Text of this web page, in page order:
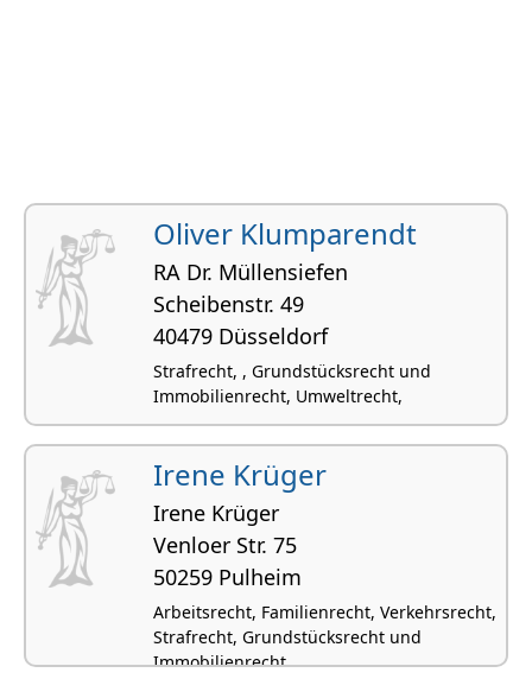
Oliver Klumparendt
RA Dr. Müllensiefen
Scheibenstr. 49
40479 Düsseldorf
Strafrecht, , Grundstücksrecht und
Immobilienrecht, Umweltrecht,
Irene Krüger
Irene Krüger
Venloer Str. 75
50259 Pulheim
Arbeitsrecht, Familienrecht, Verkehrsrecht,
Strafrecht, Grundstücksrecht und
Immobilienrecht